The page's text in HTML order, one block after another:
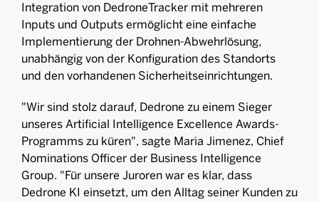
Integration von DedroneTracker mit mehreren
Inputs und Outputs ermöglicht eine einfache
Implementierung der Drohnen-Abwehrlösung,
unabhängig von der Konfiguration des Standorts
und den vorhandenen Sicherheitseinrichtungen.
"Wir sind stolz darauf, Dedrone zu einem Sieger
unseres Artificial Intelligence Excellence Awards-
Programms zu küren", sagte Maria Jimenez, Chief
Nominations Officer der Business Intelligence
Group. "Für unsere Juroren war es klar, dass
Dedrone KI einsetzt, um den Alltag seiner Kunden zu